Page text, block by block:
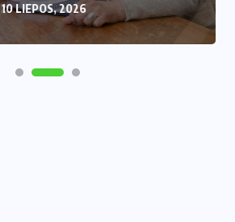
10 LIEPOS, 2026